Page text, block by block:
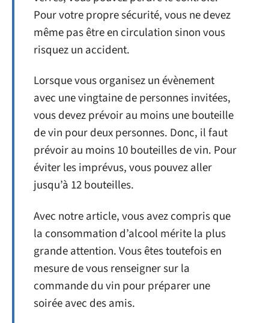
Pour votre propre sécurité, vous ne devez
même pas être en circulation sinon vous
risquez un accident.
Lorsque vous organisez un évènement
avec une vingtaine de personnes invitées,
vous devez prévoir au moins une bouteille
de vin pour deux personnes. Donc, il faut
prévoir au moins 10 bouteilles de vin. Pour
éviter les imprévus, vous pouvez aller
jusqu’à 12 bouteilles.
Avec notre article, vous avez compris que
la consommation d’alcool mérite la plus
grande attention. Vous êtes toutefois en
mesure de vous renseigner sur la
commande du vin pour préparer une
soirée avec des amis.